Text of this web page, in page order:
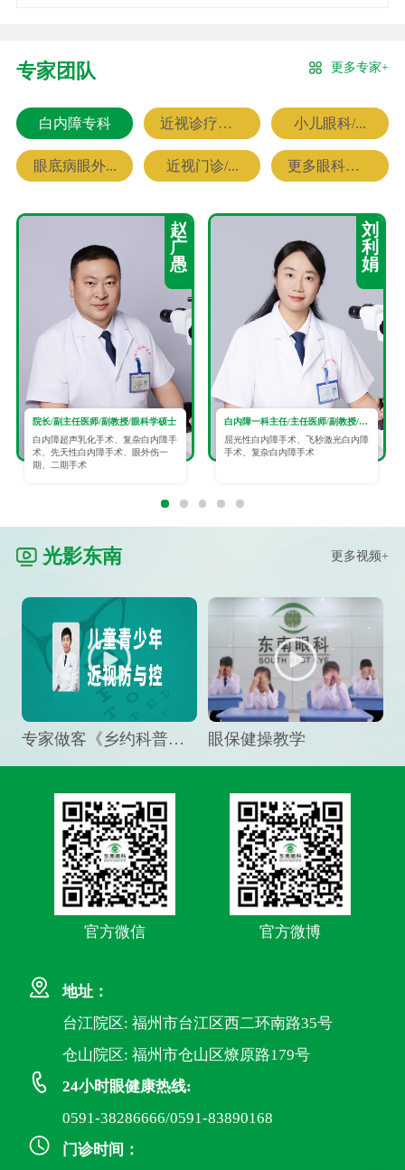
专家团队 更多专家+
白内障专科 近视诊疗专科 小儿眼科/...
眼底病眼外... 近视门诊/... 更多眼科专家
赵
广
愚
院长/副主任医师/副教授/眼科学硕士
白内障超声乳化手术、复杂白内障手
术、先天性白内障手术、眼外伤一
期、二期手术
刘
利
娟
白内障一科主任/主任医师/副教授/眼科学硕士
屈光性白内障手术、飞秒激光白内障
手术、复杂白内障手术
光影东南 更多视频+
专家做客《乡约科普》栏目，预防孩子近视竟然这么“简单” 眼保健操教学
官方微信 官方微博
地址：
台江院区: 福州市台江区西二环南路35号
仓山院区: 福州市仓山区燎原路179号
24小时眼健康热线:
0591-38286666/0591-83890168
门诊时间：